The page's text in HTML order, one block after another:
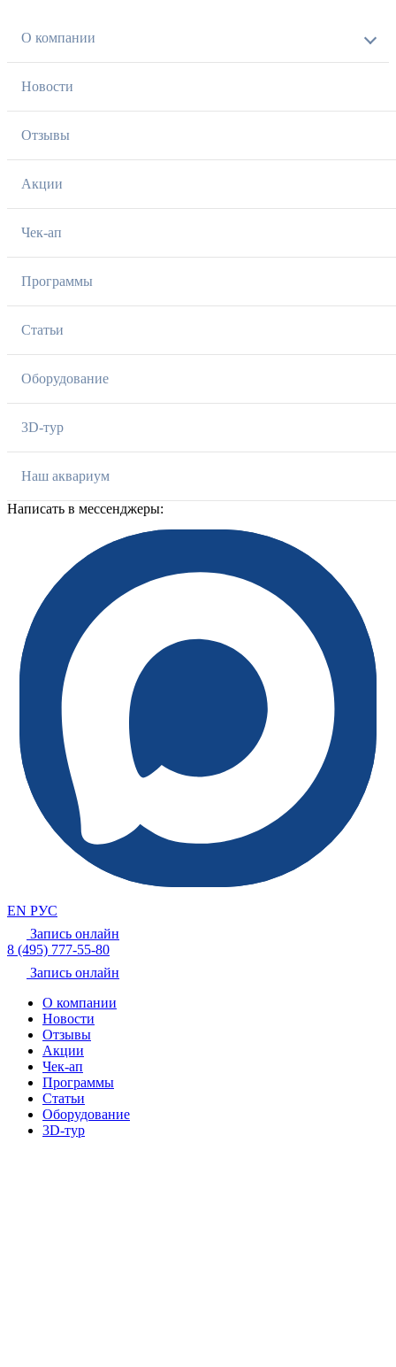
О компании
Новости
Отзывы
Акции
Чек-ап
Программы
Статьи
Оборудование
3D-тур
Наш аквариум
Написать в мессенджеры:
EN РУС
Запись онлайн
8 (495) 777-55-80
Запись онлайн
О компании
Новости
Отзывы
Акции
Чек-ап
Программы
Статьи
Оборудование
3D-тур